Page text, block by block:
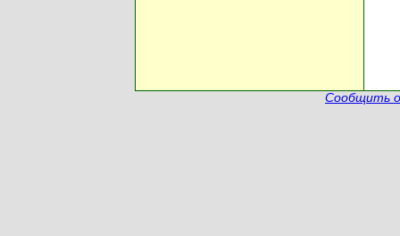
Сообщить о